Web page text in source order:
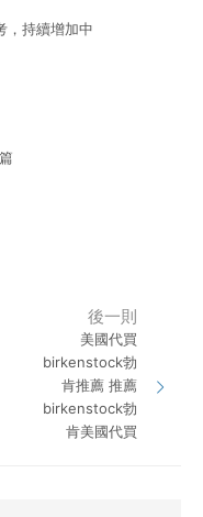
，持續增加中
後一則
美國代買
birkenstock勃
肯推薦 推薦
birkenstock勃
肯美國代買